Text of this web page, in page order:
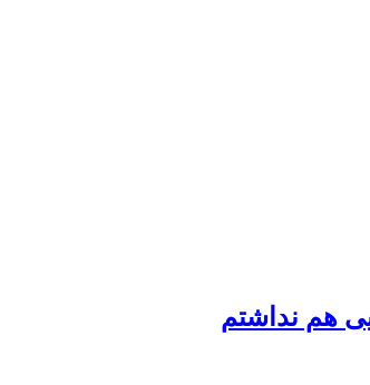
هم نداشتم